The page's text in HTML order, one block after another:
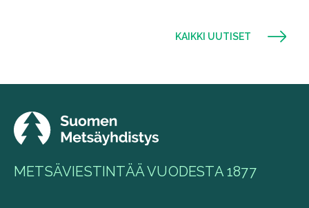
KAIKKI UUTISET
METSÄVIESTINTÄÄ VUODESTA 1877